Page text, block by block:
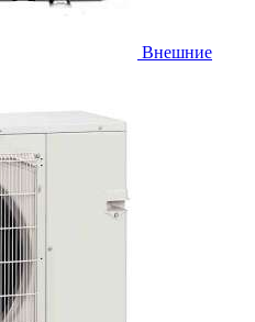
Внешние